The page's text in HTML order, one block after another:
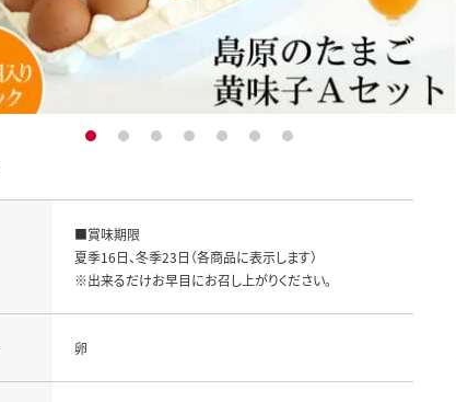
1 2 3 4 5 6 7
■賞味期限
夏季16日、冬季23日（各商品に表示します）
※出来るだけお早目にお召し上がりください。
卵